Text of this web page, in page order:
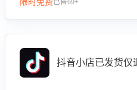
限时免费已售69+